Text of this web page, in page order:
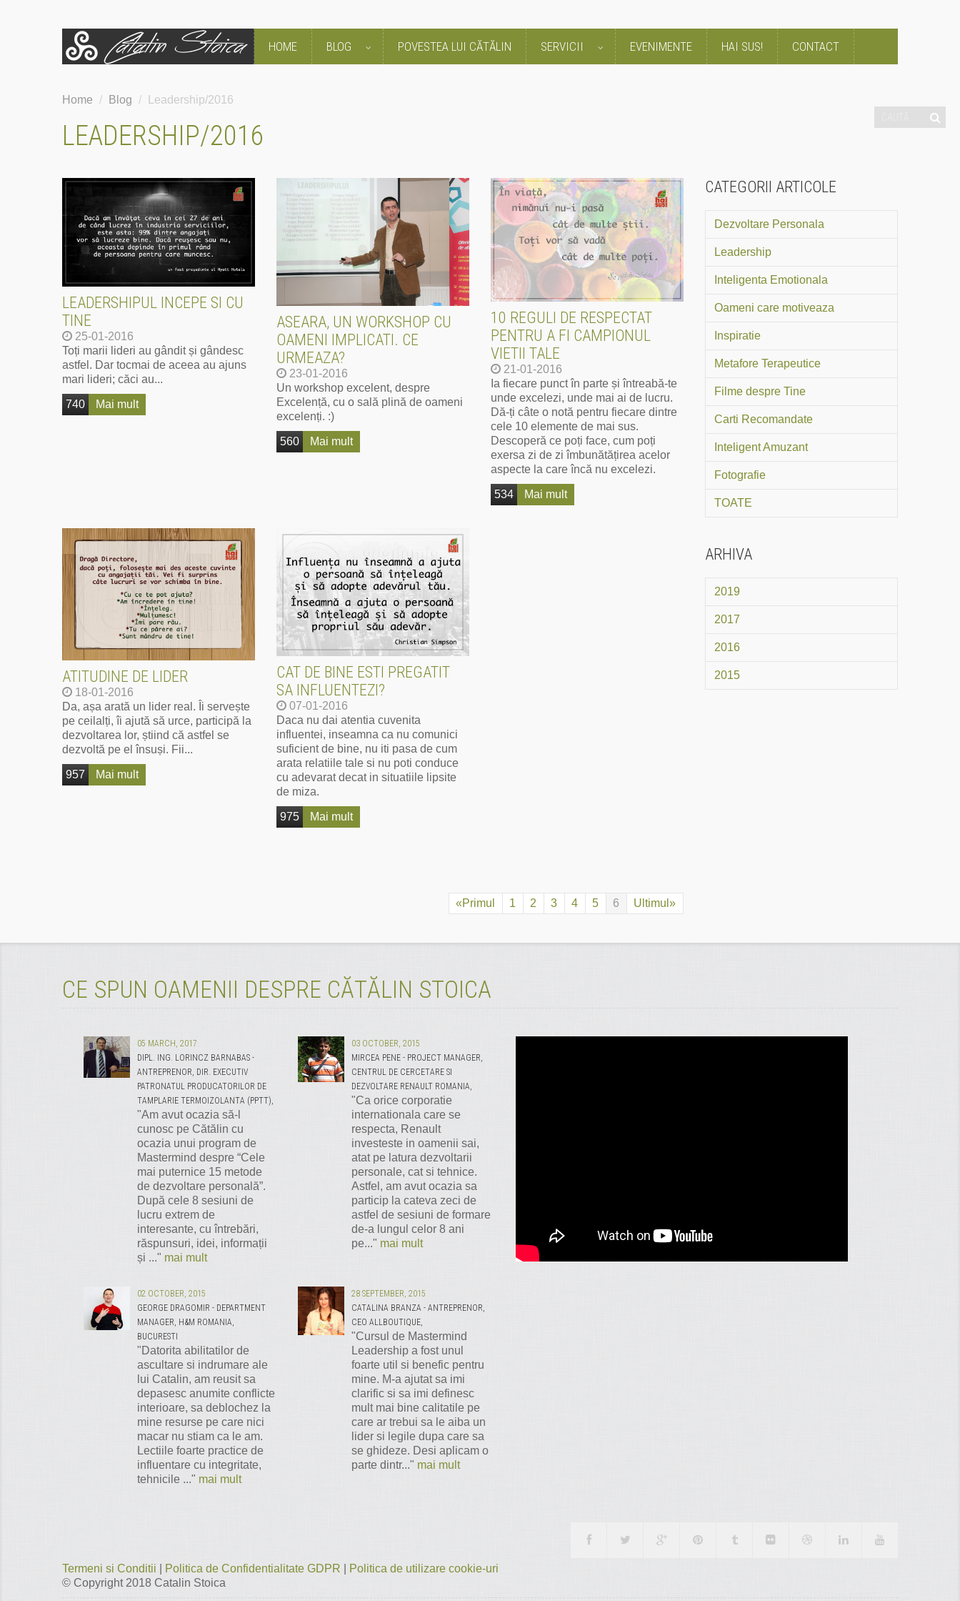
HOME BLOG POVESTEA LUI CĂTĂLIN SERVICII EVENIMENTE HAI SUS! CONTACT
Home / Blog / Leadership/2016
LEADERSHIP/2016
LEADERSHIPUL INCEPE SI CU
TINE
25-01-2016
Toți marii lideri au gândit și gândesc
astfel. Dar tocmai de aceea au ajuns
mari lideri; căci au...
Mai mult
740
ASEARA, UN WORKSHOP CU
OAMENI IMPLICATI. CE
URMEAZA?
23-01-2016
Un workshop excelent, despre
Excelență, cu o sală plină de oameni
excelenți. :)
Mai mult
560
10 REGULI DE RESPECTAT
PENTRU A FI CAMPIONUL
VIETII TALE
21-01-2016
Ia fiecare punct în parte și întreabă-te
unde excelezi, unde mai ai de lucru.
Dă-ți câte o notă pentru fiecare dintre
cele 10 elemente de mai sus.
Descoperă ce poți face, cum poți
exersa zi de zi îmbunătățirea acelor
aspecte la care încă nu excelezi.
Mai mult
534
ATITUDINE DE LIDER
18-01-2016
Da, așa arată un lider real. Îi servește
pe ceilalți, îi ajută să urce, participă la
dezvoltarea lor, știind că astfel se
dezvoltă pe el însuși. Fii...
Mai mult
957
CAT DE BINE ESTI PREGATIT
SA INFLUENTEZI?
07-01-2016
Daca nu dai atentia cuvenita
influentei, inseamna ca nu comunici
suficient de bine, nu iti pasa de cum
arata relatiile tale si nu poti conduce
cu adevarat decat in situatiile lipsite
de miza.
Mai mult
975
«Primul 1 2 3 4 5 6 Ultimul»
CATEGORII ARTICOLE
Dezvoltare Personala
Leadership
Inteligenta Emotionala
Oameni care motiveaza
Inspiratie
Metafore Terapeutice
Filme despre Tine
Carti Recomandate
Inteligent Amuzant
Fotografie
TOATE
ARHIVA
2019
2017
2016
2015
CE SPUN OAMENII DESPRE CĂTĂLIN STOICA
05 MARCH, 2017
DIPL. ING. LORINCZ BARNABAS -
ANTREPRENOR, DIR. EXECUTIV
PATRONATUL PRODUCATORILOR DE
TAMPLARIE TERMOIZOLANTA (PPTT),
"Am avut ocazia să-l
cunosc pe Cătălin cu
ocazia unui program de
Mastermind despre “Cele
mai puternice 15 metode
de dezvoltare personală”.
După cele 8 sesiuni de
lucru extrem de
interesante, cu întrebări,
răspunsuri, idei, informații
și ..." mai mult
03 OCTOBER, 2015
MIRCEA PENE - PROJECT MANAGER,
CENTRUL DE CERCETARE SI
DEZVOLTARE RENAULT ROMANIA,
"Ca orice corporatie
internationala care se
respecta, Renault
investeste in oamenii sai,
atat pe latura dezvoltarii
personale, cat si tehnice.
Astfel, am avut ocazia sa
particip la cateva zeci de
astfel de sesiuni de formare
de-a lungul celor 8 ani
pe..." mai mult
02 OCTOBER, 2015
GEORGE DRAGOMIR - DEPARTMENT
MANAGER, H&M ROMANIA,
BUCURESTI
"Datorita abilitatilor de
ascultare si indrumare ale
lui Catalin, am reusit sa
depasesc anumite conflicte
interioare, sa deblochez la
mine resurse pe care nici
macar nu stiam ca le am.
Lectiile foarte practice de
influentare cu integritate,
tehnicile ..." mai mult
28 SEPTEMBER, 2015
CATALINA BRANZA - ANTREPRENOR,
CEO ALLBOUTIQUE,
"Cursul de Mastermind
Leadership a fost unul
foarte util si benefic pentru
mine. M-a ajutat sa imi
clarific si sa imi definesc
mult mai bine calitatile pe
care ar trebui sa le aiba un
lider si legile dupa care sa
se ghideze. Desi aplicam o
parte dintr..." mai mult
Termeni si Conditii Politica de Confidentialitate GDPR
Politica de utilizare cookie-uri
© Copyright 2018 Catalin Stoica